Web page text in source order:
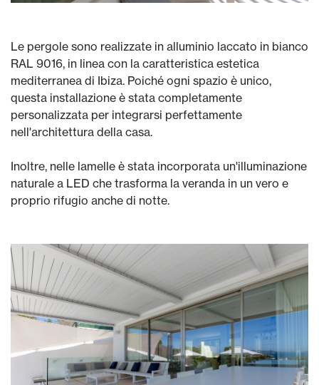
Le pergole sono realizzate in alluminio laccato in bianco
RAL 9016, in linea con la caratteristica estetica
mediterranea di Ibiza. Poiché ogni spazio è unico,
questa installazione è stata completamente
personalizzata per integrarsi perfettamente
nell'architettura della casa.
Inoltre, nelle lamelle è stata incorporata un'illuminazione
naturale a LED che trasforma la veranda in un vero e
proprio rifugio anche di notte.